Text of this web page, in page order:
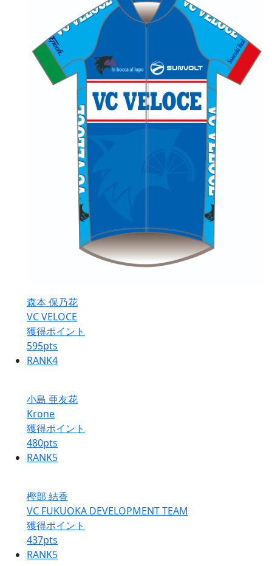
森本 保乃花
VC VELOCE
獲得ポイント
595pts
RANK4
小島 亜友花
Krone
獲得ポイント
480pts
RANK5
樫部 結香
VC FUKUOKA DEVELOPMENT TEAM
獲得ポイント
437pts
RANK5